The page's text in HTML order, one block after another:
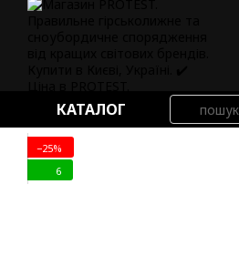
Перейти до основного контенту
КАТАЛОГ
−25%
6